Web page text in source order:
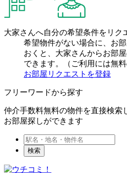
大家さんへ自分の希望条件をリク
希望物件がない場合に、お
おくと、大家さんからお部
できます。（ご利用には無
お部屋リクエストを登録
フリーワードから探す
仲介手数料無料の物件を直接検索
お部屋探しができます
検索